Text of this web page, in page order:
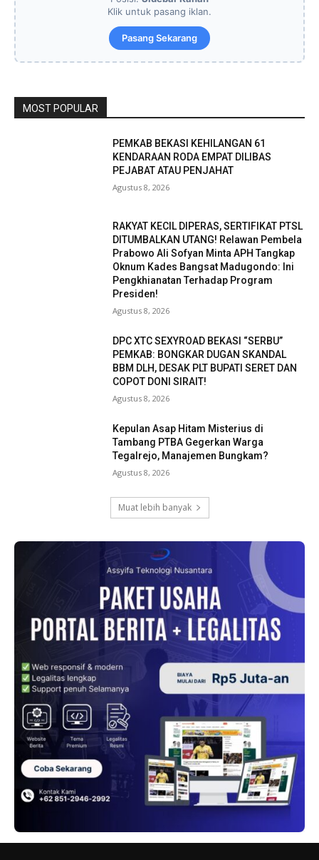
Klik untuk pasang iklan.
Pasang Sekarang
MOST POPULAR
PEMKAB BEKASI KEHILANGAN 61
KENDARAAN RODA EMPAT DILIBAS
PEJABAT ATAU PENJAHAT
Agustus 8, 2026
RAKYAT KECIL DIPERAS, SERTIFIKAT PTSL
DITUMBALKAN UTANG! Relawan Pembela
Prabowo Ali Sofyan Minta APH Tangkap
Oknum Kades Bangsat Madugondo: Ini
Pengkhianatan Terhadap Program
Presiden!
Agustus 8, 2026
DPC XTC SEXYROAD BEKASI “SERBU”
PEMKAB: BONGKAR DUGAN SKANDAL
BBM DLH, DESAK PLT BUPATI SERET DAN
COPOT DONI SIRAIT!
Agustus 8, 2026
Kepulan Asap Hitam Misterius di
Tambang PTBA Gegerkan Warga
Tegalrejo, Manajemen Bungkam?
Agustus 8, 2026
Muat lebih banyak